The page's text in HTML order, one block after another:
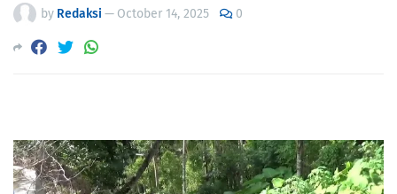
by Redaksi — October 14, 2025 0